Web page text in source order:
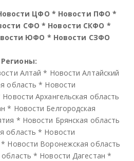
ЦФО * Новости ПФО *
СФО * Новости СКФО *
ЮФО * Новости СЗФО
Регионы:
Алтай * Новости Алтайский
область * Новости
Новости Архангельская область
* Новости Белгородская
* Новости Брянская область
область * Новости
* Новости Воронежская область
* Новости Дагестан *